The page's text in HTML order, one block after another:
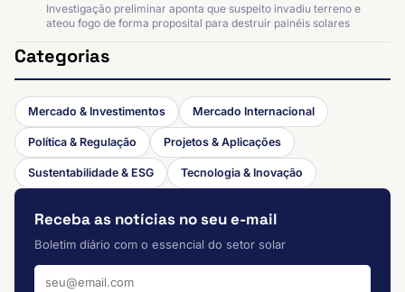
Investigação preliminar aponta que suspeito invadiu terreno e
ateou fogo de forma proposital para destruir painéis solares
Categorias
Mercado & Investimentos Mercado Internacional
Política & Regulação Projetos & Aplicações
Sustentabilidade & ESG Tecnologia & Inovação
Receba as notícias no seu e-mail
Boletim diário com o essencial do setor solar